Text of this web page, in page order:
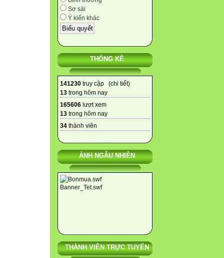
Sơ sài
Ý kiến khác
THỐNG KÊ
141230 truy cập (chi tiết)
13 trong hôm nay
165606 lượt xem
13 trong hôm nay
34 thành viên
ẢNH NGẪU NHIÊN
THÀNH VIÊN TRỰC TUYẾN